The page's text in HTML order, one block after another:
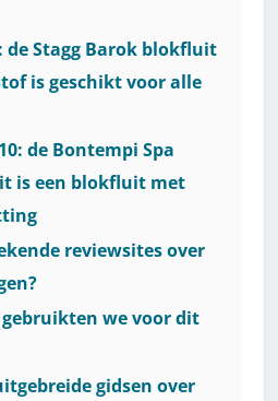
Stagg Barok blokfluit
is geschikt voor alle
de Bontempi Spa
is een blokfluit met
reviewsites over
gebruikten we voor dit
gidsen over